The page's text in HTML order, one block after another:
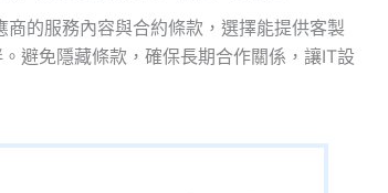
商的服務內容與合約條款，選擇能提供客製
避免隱藏條款，確保長期合作關係，讓IT設